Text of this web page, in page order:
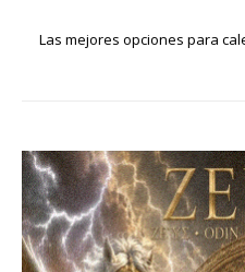
Las mejores opciones para